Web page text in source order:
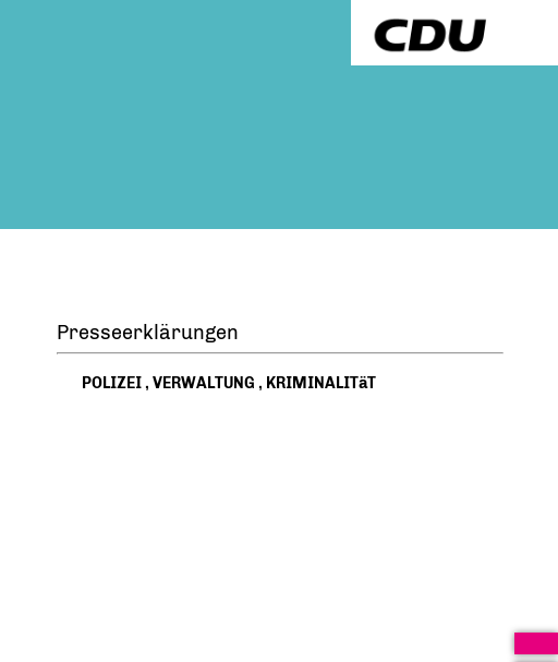
Presseerklärungen
POLIZEI,VERWALTUNG , KRIMINALITäT